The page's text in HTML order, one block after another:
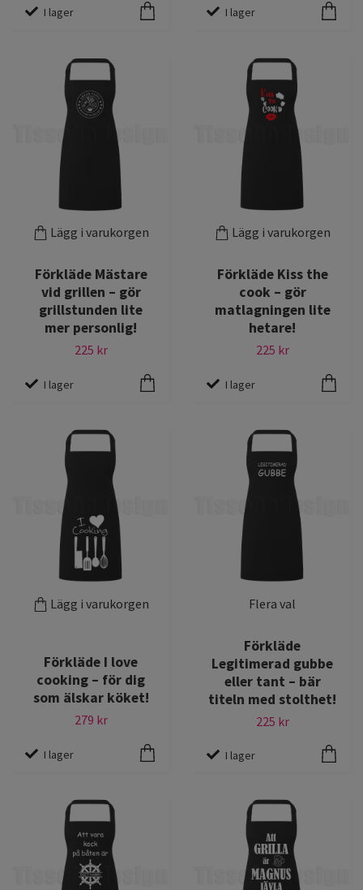
I lager I lager
Lägg i varukorgen
Förkläde Mästare
vid grillen – gör
grillstunden lite
mer personlig!
225 kr
I lager
Lägg i varukorgen
Förkläde Kiss the
cook – gör
matlagningen lite
hetare!
225 kr
I lager
Lägg i varukorgen
Förkläde I love
cooking – för dig
som älskar köket!
279 kr
I lager
Flera val
Förkläde
Legitimerad gubbe
eller tant – bär
titeln med stolthet!
225 kr
I lager